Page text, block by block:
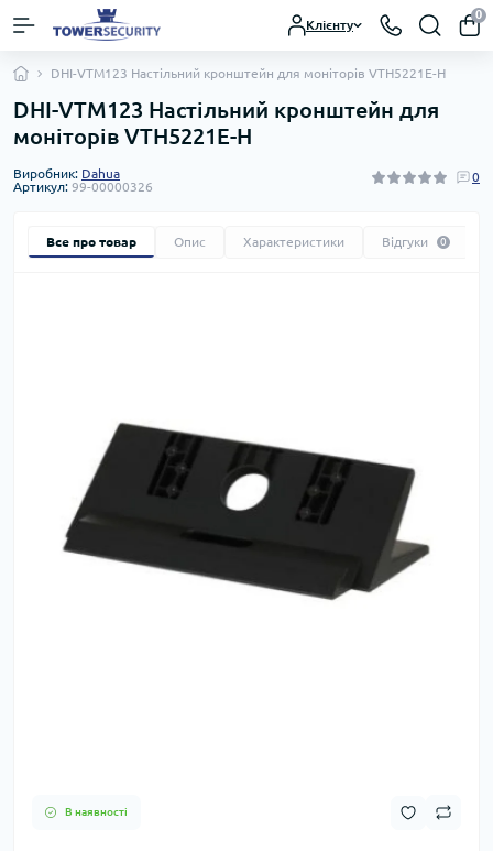
Клієнту
0
DHI-VTM123 Настільний кронштейн для моніторів VTH5221E-H
DHI-VTM123 Настільний кронштейн для
моніторів VTH5221E-H
Виробник: Dahua
Артикул: 99-00000326
0
Все про товар Опис Характеристики Відгуки 0
В наявності